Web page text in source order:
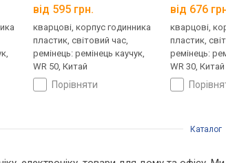
від 595 грн.
кварцові, корпус годинника
пластик, світовий час,
ремінець: ремінець каучук,
WR 50, Китай
порівняти
від 676
кварцові,
пластик,
ремінець:
WR 30, Китай
Каталог